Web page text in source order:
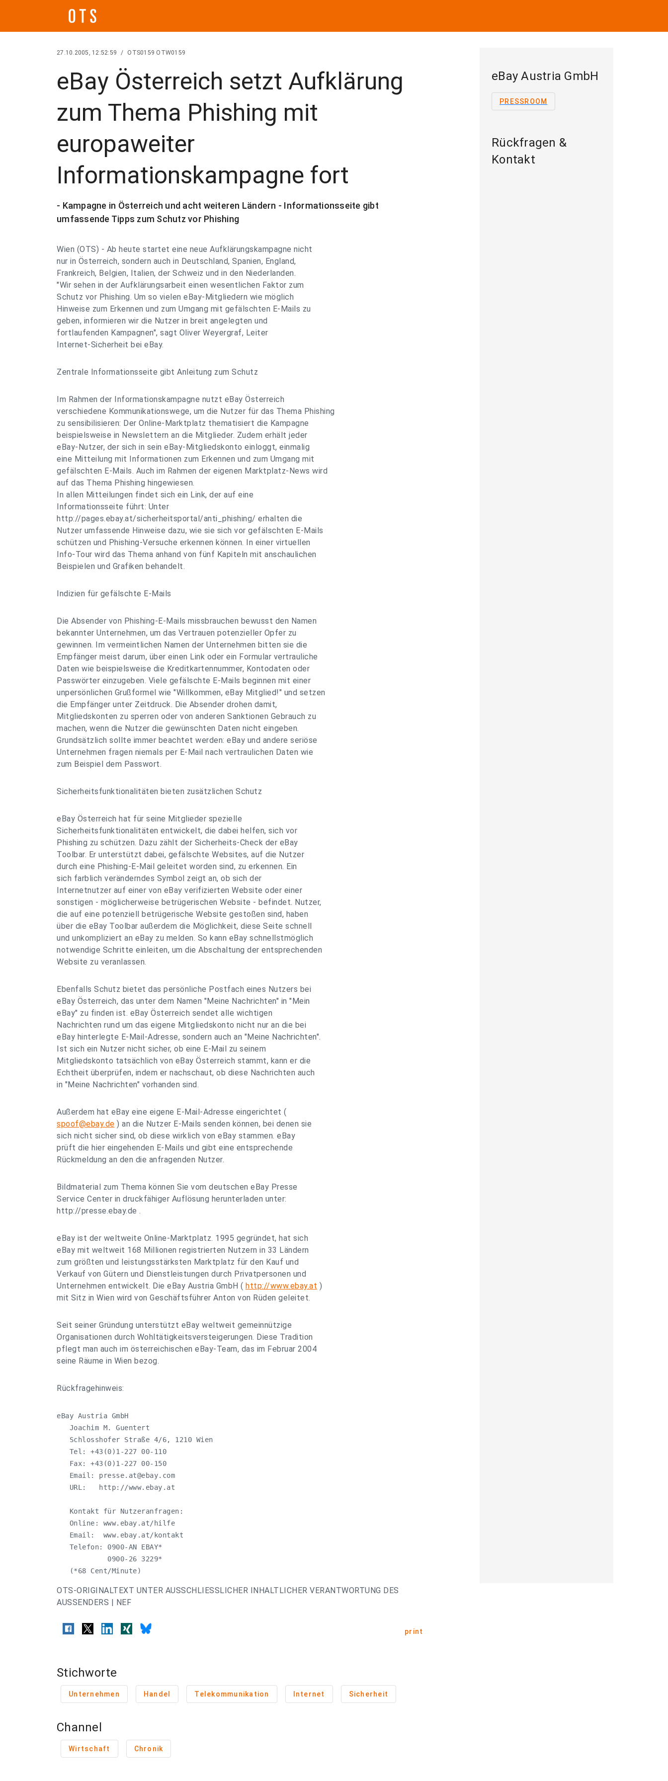
27.10.2005, 12:52:59 / OTS0159 OTW0159
eBay Österreich setzt Aufklärung
zum Thema Phishing mit
europaweiter
Informationskampagne fort
- Kampagne in Österreich und acht weiteren Ländern - Informationsseite gibt
umfassende Tipps zum Schutz vor Phishing
Wien (OTS) - Ab heute startet eine neue Aufklärungskampagne nicht
nur in Österreich, sondern auch in Deutschland, Spanien, England,
Frankreich, Belgien, Italien, der Schweiz und in den Niederlanden.
"Wir sehen in der Aufklärungsarbeit einen wesentlichen Faktor zum
Schutz vor Phishing. Um so vielen eBay-Mitgliedern wie möglich
Hinweise zum Erkennen und zum Umgang mit gefälschten E-Mails zu
geben, informieren wir die Nutzer in breit angelegten und
fortlaufenden Kampagnen", sagt Oliver Weyergraf, Leiter
Internet-Sicherheit bei eBay.
Zentrale Informationsseite gibt Anleitung zum Schutz
Im Rahmen der Informationskampagne nutzt eBay Österreich
verschiedene Kommunikationswege, um die Nutzer für das Thema Phishing
zu sensibilisieren: Der Online-Marktplatz thematisiert die Kampagne
beispielsweise in Newslettern an die Mitglieder. Zudem erhält jeder
eBay-Nutzer, der sich in sein eBay-Mitgliedskonto einloggt, einmalig
eine Mitteilung mit Informationen zum Erkennen und zum Umgang mit
gefälschten E-Mails. Auch im Rahmen der eigenen Marktplatz-News wird
auf das Thema Phishing hingewiesen.
In allen Mitteilungen findet sich ein Link, der auf eine
Informationsseite führt: Unter
http://pages.ebay.at/sicherheitsportal/anti_phishing/ erhalten die
Nutzer umfassende Hinweise dazu, wie sie sich vor gefälschten E-Mails
schützen und Phishing-Versuche erkennen können. In einer virtuellen
Info-Tour wird das Thema anhand von fünf Kapiteln mit anschaulichen
Beispielen und Grafiken behandelt.
Indizien für gefälschte E-Mails
Die Absender von Phishing-E-Mails missbrauchen bewusst den Namen
bekannter Unternehmen, um das Vertrauen potenzieller Opfer zu
gewinnen. Im vermeintlichen Namen der Unternehmen bitten sie die
Empfänger meist darum, über einen Link oder ein Formular vertrauliche
Daten wie beispielsweise die Kreditkartennummer, Kontodaten oder
Passwörter einzugeben. Viele gefälschte E-Mails beginnen mit einer
unpersönlichen Grußformel wie "Willkommen, eBay Mitglied!" und setzen
die Empfänger unter Zeitdruck. Die Absender drohen damit,
Mitgliedskonten zu sperren oder von anderen Sanktionen Gebrauch zu
machen, wenn die Nutzer die gewünschten Daten nicht eingeben.
Grundsätzlich sollte immer beachtet werden: eBay und andere seriöse
Unternehmen fragen niemals per E-Mail nach vertraulichen Daten wie
zum Beispiel dem Passwort.
Sicherheitsfunktionalitäten bieten zusätzlichen Schutz
eBay Österreich hat für seine Mitglieder spezielle
Sicherheitsfunktionalitäten entwickelt, die dabei helfen, sich vor
Phishing zu schützen. Dazu zählt der Sicherheits-Check der eBay
Toolbar. Er unterstützt dabei, gefälschte Websites, auf die Nutzer
durch eine Phishing-E-Mail geleitet worden sind, zu erkennen. Ein
sich farblich veränderndes Symbol zeigt an, ob sich der
Internetnutzer auf einer von eBay verifizierten Website oder einer
sonstigen - möglicherweise betrügerischen Website - befindet. Nutzer,
die auf eine potenziell betrügerische Website gestoßen sind, haben
über die eBay Toolbar außerdem die Möglichkeit, diese Seite schnell
und unkompliziert an eBay zu melden. So kann eBay schnellstmöglich
notwendige Schritte einleiten, um die Abschaltung der entsprechenden
Website zu veranlassen.
Ebenfalls Schutz bietet das persönliche Postfach eines Nutzers bei
eBay Österreich, das unter dem Namen "Meine Nachrichten" in "Mein
eBay" zu finden ist. eBay Österreich sendet alle wichtigen
Nachrichten rund um das eigene Mitgliedskonto nicht nur an die bei
eBay hinterlegte E-Mail-Adresse, sondern auch an "Meine Nachrichten".
Ist sich ein Nutzer nicht sicher, ob eine E-Mail zu seinem
Mitgliedskonto tatsächlich von eBay Österreich stammt, kann er die
Echtheit überprüfen, indem er nachschaut, ob diese Nachrichten auch
in "Meine Nachrichten" vorhanden sind.
Außerdem hat eBay eine eigene E-Mail-Adresse eingerichtet (
spoof@ebay.de ) an die Nutzer E-Mails senden können, bei denen sie
sich nicht sicher sind, ob diese wirklich von eBay stammen. eBay
prüft die hier eingehenden E-Mails und gibt eine entsprechende
Rückmeldung an den die anfragenden Nutzer.
Bildmaterial zum Thema können Sie vom deutschen eBay Presse
Service Center in druckfähiger Auflösung herunterladen unter:
http://presse.ebay.de .
eBay ist der weltweite Online-Marktplatz. 1995 gegründet, hat sich
eBay mit weltweit 168 Millionen registrierten Nutzern in 33 Ländern
zum größten und leistungsstärksten Marktplatz für den Kauf und
Verkauf von Gütern und Dienstleistungen durch Privatpersonen und
Unternehmen entwickelt. Die eBay Austria GmbH ( http://www.ebay.at )
mit Sitz in Wien wird von Geschäftsführer Anton von Rüden geleitet.
Seit seiner Gründung unterstützt eBay weltweit gemeinnützige
Organisationen durch Wohltätigkeitsversteigerungen. Diese Tradition
pflegt man auch im österreichischen eBay-Team, das im Februar 2004
seine Räume in Wien bezog.
Rückfragehinweis:
eBay Austria GmbH
   Joachim M. Guentert
   Schlosshofer Straße 4/6, 1210 Wien
   Tel: +43(0)1-227 00-110
   Fax: +43(0)1-227 00-150
   Email:
presse.at@ebay.com
   URL:   http://www.ebay.at
   Kontakt für Nutzeranfragen:
   Online: www.ebay.at/hilfe
   Email:  www.ebay.at/kontakt
   Telefon: 0900-AN EBAY*
            0900-26 3229*
   (*68 Cent/Minute)
OTS-ORIGINALTEXT UNTER AUSSCHLIESSLICHER INHALTLICHER VERANTWORTUNG DES
AUSSENDERS | NEF
print
Stichworte
Unternehmen Handel Telekommunikation Internet Sicherheit
Channel
Wirtschaft Chronik
eBay Austria GmbH
PRESSROOM
Rückfragen &
Kontakt